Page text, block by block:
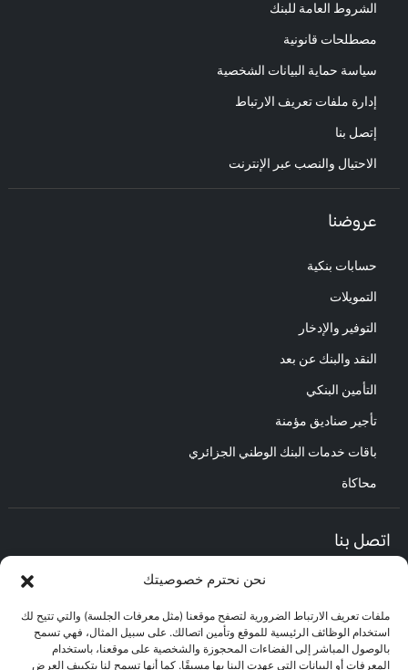
نحن نحترم خصوصيتك
ملفات تعريف الارتباط الضرورية لتصفح موقعنا (مثل معرفات الجلسة) والتي تتيح لك
استخدام الوظائف الرئيسية للموقع وتأمين اتصالك. على سبيل المثال، فهي تسمح
بالوصول المباشر إلى الفضاءات المحجوزة والشخصية على موقعنا، باستخدام
المعرفات أو البيانات التي عهدت إلينا بها مسبقًا. كما أنها تسمح لنا بتكييف العرض
الشروط العامة للبنك
مصطلحات قانونية
سياسة حماية البيانات الشخصية
إدارة ملفات تعريف الارتباط
إتصل بنا
الاحتيال والنصب عبر الإنترنت
عروضنا
حسابات بنكية
التمويلات
التوفير والإدخار
النقد والبنك عن بعد
التأمين البنكي
تأجير صناديق مؤمنة
باقات خدمات البنك الوطني الجزائري
محاكاة
اتصل بنا
مركز العلاقات مع الزبائن :
البريد الإلكتروني : CEC@bna.dz
العنوان : حي الأعمال باب الزوار.